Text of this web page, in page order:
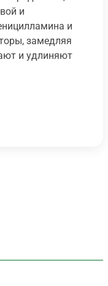
и
и
замедляя
и удлиняют